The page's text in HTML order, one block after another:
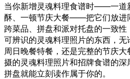
当你新增灵魂料理食谱时——一道
酥、一顿节庆大餐——把它们放进
跨菜品、拼盘和派对托盘的一致
可辨识的灵魂料理照片的东西，无
周日晚餐特餐，还是完整的节庆
摄的灵魂料理照片和招牌食谱的
拼盘就能立刻读作属于你的。